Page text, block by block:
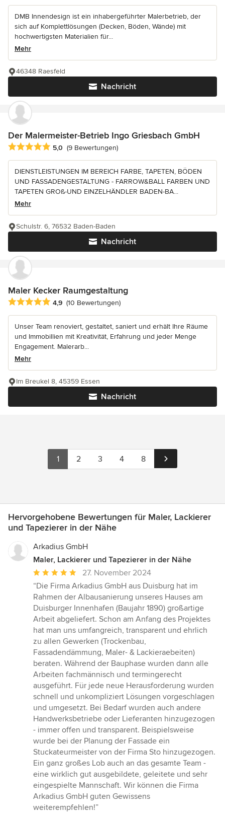
DMB Innendesign ist ein inhabergeführter Malerbetrieb, der
sich auf Komplettlösungen (Decken, Böden, Wände) mit
hochwertigsten Materialien für...
Mehr
Nachricht
46348 Raesfeld
Der Malermeister-Betrieb Ingo Griesbach GmbH
Durchschnittliche Bewertung: 5 von 5 Sternen
5,0 (9 Bewertungen)
DIENSTLEISTUNGEN IM BEREICH FARBE, TAPETEN, BÖDEN
UND FASSADENGESTALTUNG - FARROW&BALL FARBEN UND
TAPETEN GROß-UND EINZELHÄNDLER BADEN-BA...
Mehr
Nachricht
Schulstr. 6, 76532 Baden-Baden
Maler Kecker Raumgestaltung
Durchschnittliche Bewertung: 4.9 von 5 Sternen
4,9 (10 Bewertungen)
Unser Team renoviert, gestaltet, saniert und erhält Ihre Räume
und Immobillien mit Kreativität, Erfahrung und jeder Menge
Engagement. Malerarb...
Mehr
Nachricht
Im Breukel 8, 45359 Essen
1 2 3 4 8
Hervorgehobene Bewertungen für Maler, Lackierer
und Tapezierer in der Nähe
Arkadius GmbH
Maler, Lackierer und Tapezierer in der Nähe
Durchschnittliche
Bewertung:
5
von
5
Sternen
27. November 2024
“Die Firma Arkadius GmbH aus Duisburg hat im
Rahmen der Albausanierung unseres Hauses am
Duisburger Innenhafen (Baujahr 1890) großartige
Arbeit abgeliefert. Schon am Anfang des Projektes
hat man uns umfangreich, transparent und ehrlich
zu allen Gewerken (Trockenbau,
Fassadendämmung, Maler- & Lackieraebeiten)
beraten. Während der Bauphase wurden dann alle
Arbeiten fachmännisch und termingerecht
ausgeführt. Für jede neue Herausforderung wurden
schnell und unkompliziert Lösungen vorgeschlagen
und umgesetzt. Bei Bedarf wurden auch andere
Handwerksbetriebe oder Lieferanten hinzugezogen
- immer offen und transparent. Beispielsweise
wurde bei der Planung der Fassade ein
Stuckateurmeister von der Firma Sto hinzugezogen.
Ein ganz großes Lob auch an das gesamte Team -
eine wirklich gut ausgebildete, geleitete und sehr
eingespielte Mannschaft. Wir können die Firma
Arkadius GmbH guten Gewissens
weiterempfehlen!”